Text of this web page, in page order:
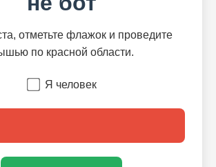
отметьте флажок и проведите
по красной области.
Я человек